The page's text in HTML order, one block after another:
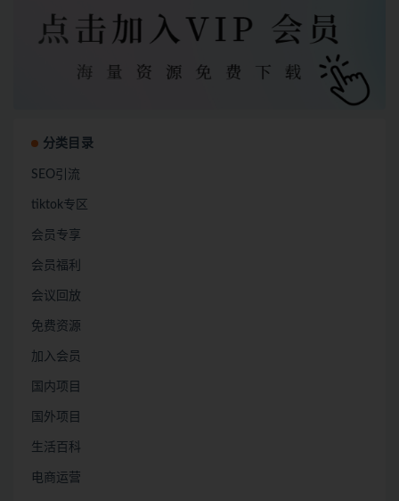
分类目录
SEO引流
tiktok专区
会员专享
会员福利
会议回放
免费资源
加入会员
国内项目
国外项目
生活百科
电商运营